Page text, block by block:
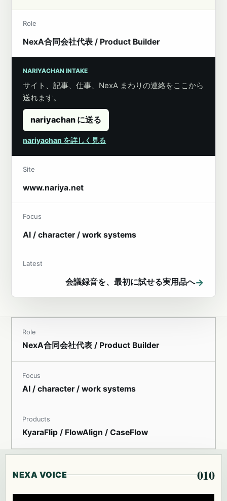
Role
NexA合同会社代表 / Product Builder
NARIYACHAN INTAKE
サイト、記事、仕事、NexA まわりの連絡をここから
送れます。
nariyachan に送る
nariyachan を詳しく見る
Site
www.nariya.net
Focus
AI / character / work systems
Latest
会議録音を、最初に試せる実用品へ→
Role
NexA合同会社代表 / Product Builder
Focus
AI / character / work systems
Products
KyaraFlip / FlowAlign / CaseFlow
NEXA VOICE 010